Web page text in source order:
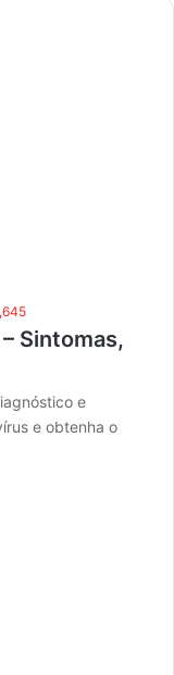
Sintomas,
e
e obtenha o